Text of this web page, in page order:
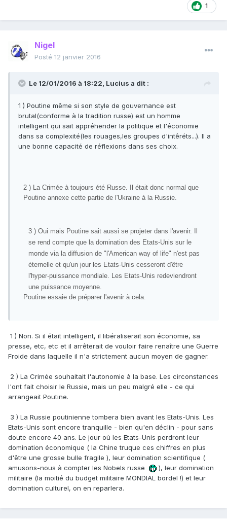
1
Nigel
Posté 12 janvier 2016
Le 12/01/2016 à 18:22, Lucius a dit :
1 ) Poutine même si son style de gouvernance est
brutal(conforme à la tradition russe) est un homme
intelligent qui sait appréhender la politique et l'économie
dans sa complexité(les rouages,les groupes d'intêréts...). Il a
une bonne capacité de réflexions dans ses choix.
2 ) La Crimée à toujours été Russe. Il était donc normal que
Poutine annexe cette partie de l'Ukraine à la Russie.
3 ) Oui mais Poutine sait aussi se projeter dans l'avenir. Il
se rend compte que la domination des Etats-Unis sur le
monde via la diffusion de "l'American way of life" n'est pas
éternelle et qu'un jour les Etats-Unis cesseront d'être
l'hyper-puissance mondiale. Les Etats-Unis redeviendront
une puissance moyenne.
Poutine essaie de préparer l'avenir à cela.
1 ) Non. Si il était intelligent, il libéraliserait son économie, sa
presse, etc, etc et il arrêterait de vouloir faire renaître une Guerre
Froide dans laquelle il n'a strictement aucun moyen de gagner.
2 ) La Crimée souhaitait l'autonomie à la base. Les circonstances
l'ont fait choisir le Russie, mais un peu malgré elle - ce qui
arrangeait Poutine.
3 ) La Russie poutinienne tombera bien avant les Etats-Unis. Les
Etats-Unis sont encore tranquille - bien qu'en déclin - pour sans
doute encore 40 ans. Le jour où les Etats-Unis perdront leur
domination économique ( la Chine truque ces chiffres en plus
d'être une grosse bulle fragile ), leur domination scientifique (
amusons-nous à compter les Nobels russe
), leur domination
militaire (la moitié du budget militaire MONDIAL bordel !) et leur
domination culturel, on en reparlera.